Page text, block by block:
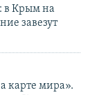
в Крым на
завезут
карте мира».